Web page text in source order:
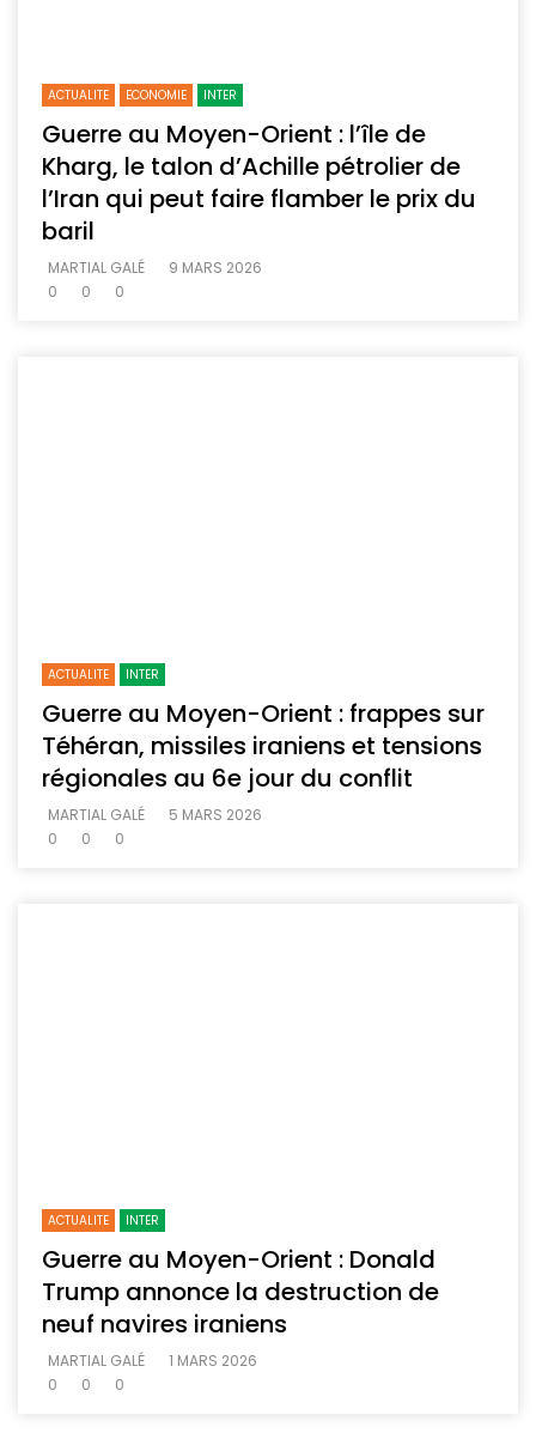
ACTUALITE ECONOMIE INTER
Guerre au Moyen-Orient : l’île de
Kharg, le talon d’Achille pétrolier de
l’Iran qui peut faire flamber le prix du
baril
MARTIAL GALÉ
9 MARS 2026
0
0 0
ACTUALITE INTER
Guerre au Moyen-Orient : frappes sur
Téhéran, missiles iraniens et tensions
régionales au 6e jour du conflit
MARTIAL GALÉ
5 MARS 2026
0
0 0
ACTUALITE INTER
Guerre au Moyen-Orient : Donald
Trump annonce la destruction de
neuf navires iraniens
MARTIAL GALÉ
1 MARS 2026
0
0 0